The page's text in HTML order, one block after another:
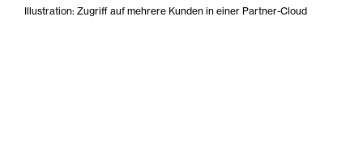
Illustration: Zugriff auf mehrere Kunden in einer Partner-Cloud